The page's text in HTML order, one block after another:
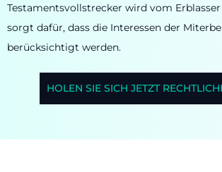
Testamentsvollstrecker wird vom
sorgt dafür, dass die Interessen der
berücksichtigt werden.
HOLEN SIE SICH JETZT